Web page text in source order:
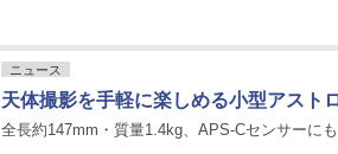
ニュース
天体撮影を手軽に楽しめる小型アスト
全長約147mm・質量1.4kg、APS-Cセンサーに